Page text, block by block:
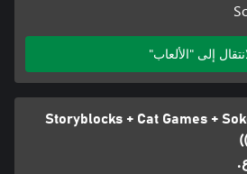
إلى "الألعاب"
Storyblocks + Cat Games +